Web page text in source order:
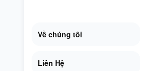
Về chúng tôi
Liên Hệ